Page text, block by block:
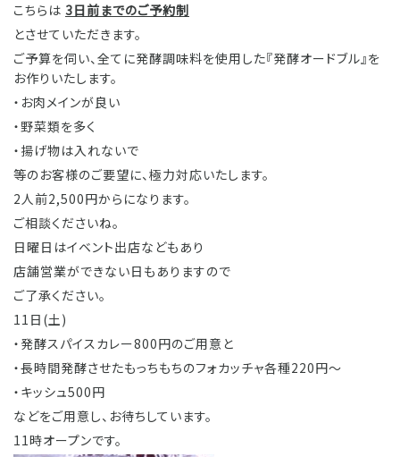
こちらは 3日前までのご予約制
とさせていただきます。
ご予算を伺い、全てに発酵調味料を使用した『発酵オードブル』を
お作りいたします。
・お肉メインが良い
・野菜類を多く
・揚げ物は入れないで
等のお客様のご要望に、極力対応いたします。
2人前2,500円からになります。
ご相談くださいね。
日曜日はイベント出店などもあり
店舗営業ができない日もありますので
ご了承ください。
11日(土)
・発酵スパイスカレー800円のご用意と
・長時間発酵させたもっちもちのフォカッチャ各種220円〜
・キッシュ500円
などをご用意し、お待ちしています。
11時オープンです。